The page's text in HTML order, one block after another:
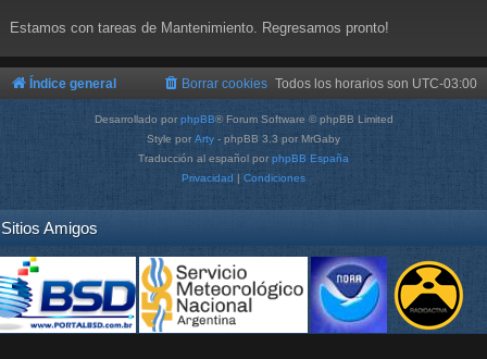
Estamos con tareas de Mantenimiento. Regresamos pronto!
Índice general Todos los horarios son UTC-03:00
Borrar cookies
Desarrollado por phpBB® Forum Software © phpBB Limited
Style por Arty - phpBB 3.3 por MrGaby
Traducción al español por phpBB España
Privacidad | Condiciones
Sitios Amigos